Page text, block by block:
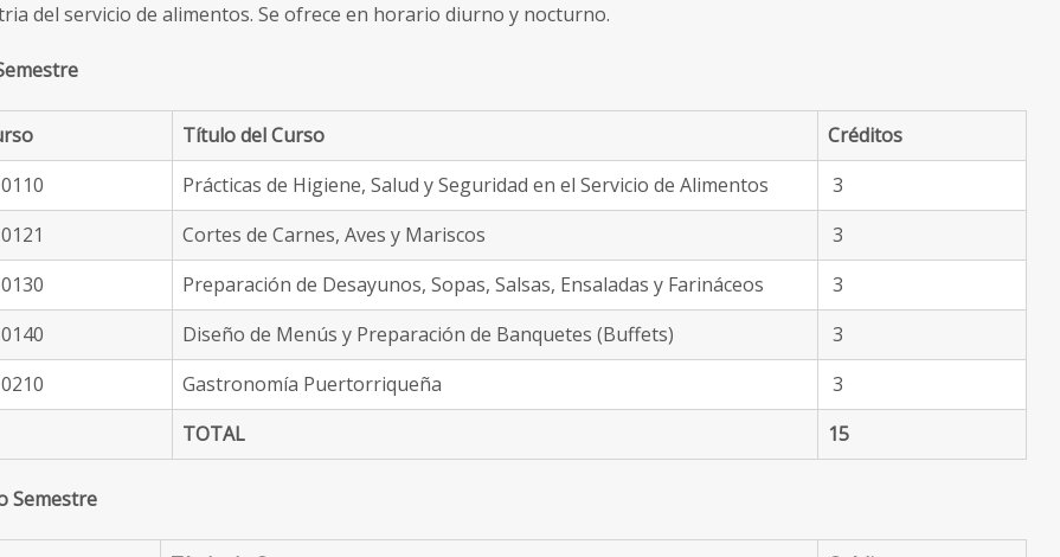
del servicio de alimentos. Se ofrece en horario diurno y nocturno.
Título del Curso
Créditos
Prácticas de Higiene, Salud y Seguridad en el Servicio de Alimentos
3
Cortes de Carnes, Aves y Mariscos
3
Preparación de Desayunos, Sopas, Salsas, Ensaladas y Farináceos
3
Diseño de Menús y Preparación de Banquetes (Buffets)
3
Gastronomía Puertorriqueña
3
TOTAL
15
Semestre